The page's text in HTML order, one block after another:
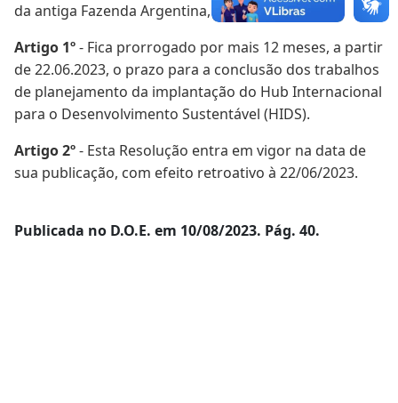
da antiga Fazenda Argentina, RESOLVE:
Artigo 1º- Fica prorrogado por mais 12 meses, a partir
de 22.06.2023, o prazo para a conclusão dos trabalhos
de planejamento da implantação do Hub Internacional
para o Desenvolvimento Sustentável (HIDS).
Artigo 2º- Esta Resolução entra em vigor na data de
sua publicação, com efeito retroativo à 22/06/2023.
Publicada no D.O.E. em 10/08/2023. Pág. 40.